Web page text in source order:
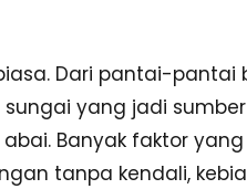
Dari pantai-pantai
yang jadi
Banyak faktor
tanpa kendali,